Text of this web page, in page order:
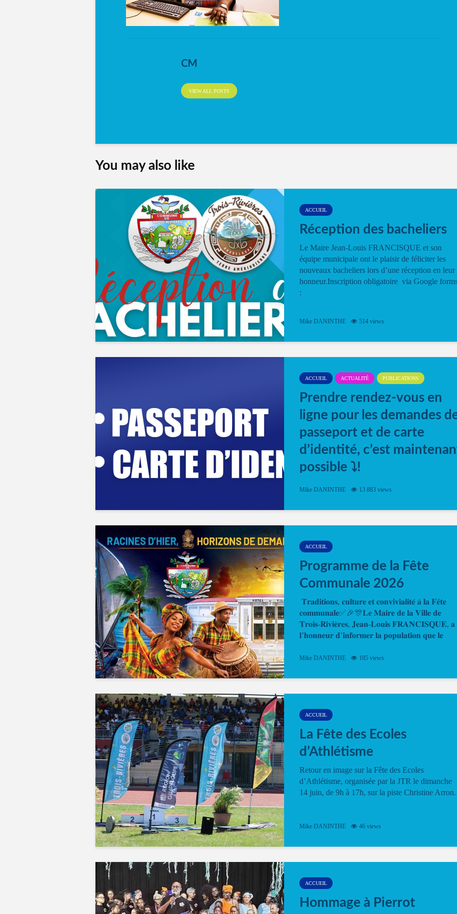
CM
VIEW ALL POSTS
You may also like
ACCUEIL
Réception des bacheliers
Le Maire Jean-Louis FRANCISQUE et son
équipe municipale ont le plaisir de féliciter les
nouveaux bacheliers lors d’une réception en leur
honneur.Inscription obligatoire via Google
:
Mike DANINTHE 514 views
ACCUEIL ACTUALITÉ PUBLICATIONS
Prendre rendez-vous en
ligne pour les demandes
passeport et de carte
d’identité, c’est
possible ⤵️!
Désormais, il est possible de prendre rendez-vous
Mike DANINTHE 13 883 views
ACCUEIL
Programme de la Fête
Communale 2026
𝐓𝐫𝐚𝐝𝐢𝐭𝐢𝐨𝐧𝐬, 𝐜𝐮𝐥𝐭𝐮𝐫𝐞 𝐞𝐭 𝐜𝐨𝐧𝐯𝐢𝐯𝐢𝐚𝐥𝐢𝐭𝐞́ 𝐚̀ 𝐥𝐚 𝐅𝐞̂𝐭𝐞
𝐜𝐨𝐦𝐦𝐮𝐧𝐚𝐥𝐞✅🎉🎊𝐋𝐞 𝐌𝐚𝐢𝐫𝐞 𝐝𝐞 𝐥𝐚 𝐕𝐢𝐥𝐥𝐞 𝐝𝐞
𝐓𝐫𝐨𝐢𝐬-𝐑𝐢𝐯𝐢𝐞̀𝐫𝐞𝐬, 𝐉𝐞𝐚𝐧-𝐋𝐨𝐮𝐢𝐬 𝐅𝐑𝐀𝐍𝐂𝐈𝐒𝐐𝐔𝐄, 𝐚
𝐥’𝐡𝐨𝐧𝐧𝐞𝐮𝐫 𝐝’𝐢𝐧𝐟𝐨𝐫𝐦𝐞𝐫 𝐥𝐚 𝐩𝐨𝐩𝐮𝐥𝐚𝐭𝐢𝐨𝐧 𝐪𝐮𝐞 𝐥𝐞
Mike DANINTHE 185 views
ACCUEIL
La Fête des Ecoles
d’Athlétisme
Retour en image sur la Fête des Ecoles
d’Athlétisme, organisée par la JTR le dimanche
14 juin, de 9h à 17h, sur la piste Christine Arron.
Mike DANINTHE 46 views
ACCUEIL
Hommage à Pierrot